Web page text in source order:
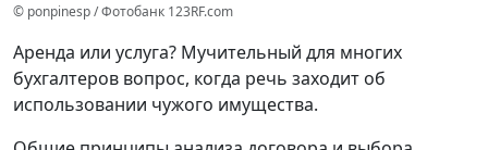
© ponpinesp / Фотобанк 123RF.com
Аренда или услуга? Мучительный для многих
бухгалтеров вопрос, когда речь заходит об
использовании чужого имущества.